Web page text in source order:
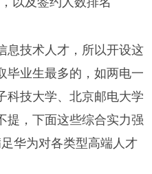
息技术人才，所以开设这
毕业生最多的，如两电一
科技大学、北京邮电大学
提，下面这些综合实力强
华为对各类型高端人才